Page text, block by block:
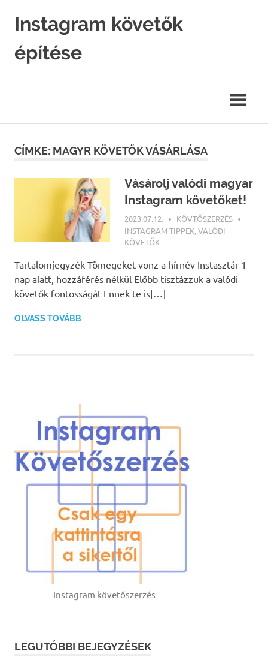
Instagram követők
építése
CÍMKE: MAGYR KÖVETŐK VÁSÁRLÁSA
Vásárolj valódi magyar
Instagram követőket!
2023.07.12.
KÖVTŐSZERZÉS
INSTAGRAM TIPPEK,VALÓDI
KÖVETŐK
Tartalomjegyzék Tömegeket vonz a hírnév Instasztár 1
nap alatt, hozzáférés nélkül Előbb tisztázzuk a valódi
követők fontosságát Ennek te is[…]
OLVASS TOVÁBB
Instagram követőszerzés
LEGUTÓBBI BEJEGYZÉSEK